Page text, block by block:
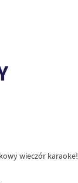
wieczór karaoke!